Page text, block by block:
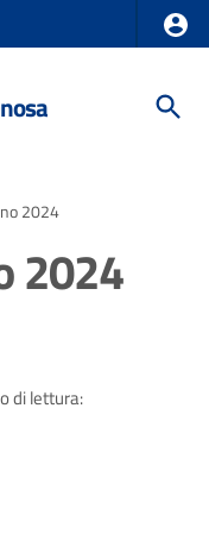
2024
2024
di lettura: